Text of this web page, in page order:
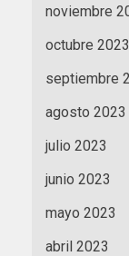
noviembre
octubre 2023
septiembre
agosto 2023
julio 2023
junio 2023
mayo 2023
abril 2023